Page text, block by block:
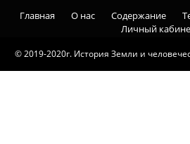
© 2019-2020г. История Земли и
Главная О нас Содержание
Личный